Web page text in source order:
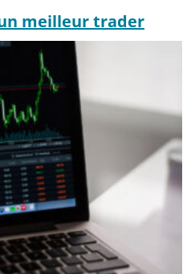
meilleur trader